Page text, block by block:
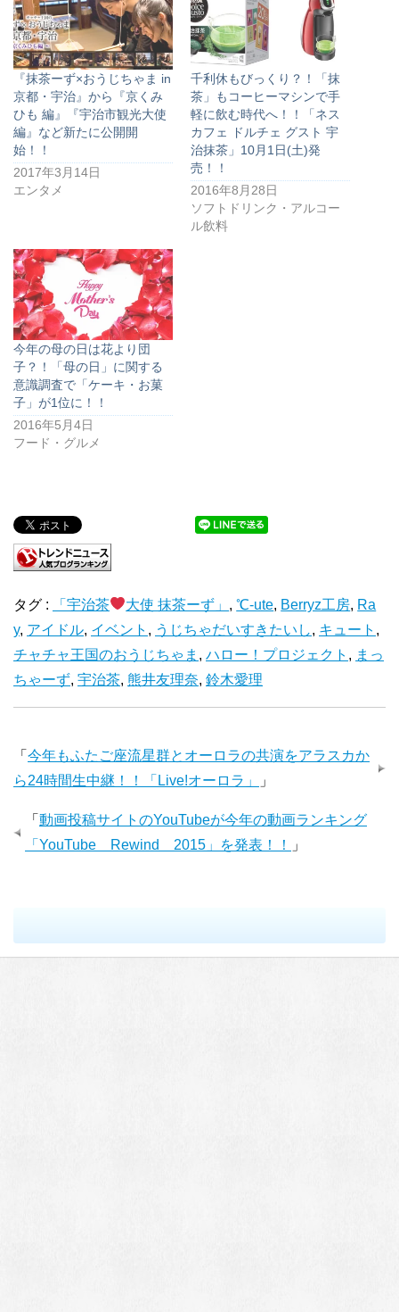
『抹茶ーず×おうじちゃま in
京都・宇治』から『京くみ
ひも 編』『宇治市観光大使
編』など新たに公開開
始！！
2017年3月14日
エンタメ
千利休もびっくり？！「抹
茶」もコーヒーマシンで手
軽に飲む時代へ！！「ネス
カフェ ドルチェ グスト 宇
治抹茶」10月1日(土)発
売！！
2016年8月28日
ソフトドリンク・アルコー
ル飲料
今年の母の日は花より団
子？！「母の日」に関する
意識調査で「ケーキ・お菓
子」が1位に！！
2016年5月4日
フード・グルメ
タグ : 「宇治茶 大使 抹茶ーず」 ,℃-ute, Berryz工房, Ra
y, アイドル, イベント , うじちゃだいすきたいし, キュート ,
チャチャ王国のおうじちゃま , ハロー！プロジェクト , まっ
ちゃーず, 宇治茶, 熊井友理奈, 鈴木愛理
「 今年もふたご座流星群とオーロラの共演をアラスカか
ら24時間生中継！！「Live!オーロラ」
」
「 動画投稿サイトのYouTubeが今年の動画ランキング
「YouTube Rewind 2015」を発表！！
」